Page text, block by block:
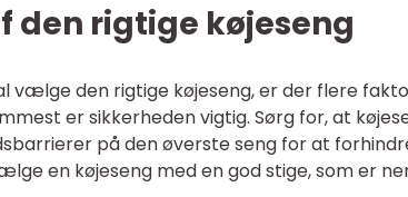
den rigtige køjeseng
vælge den rigtige køjeseng, er der flere
er sikkerheden vigtig. Sørg for, at
på den øverste seng for at
en køjeseng med en god stige, som er